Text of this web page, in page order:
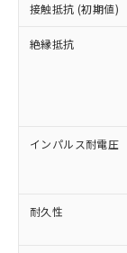
接触抵抗 (初期値)
絶縁抵抗
インパルス耐電圧
耐久性
ご
以下の
ご利用
※1 対
対
非含有
対応予
有に対
商品です。
対応予
非含有
定はあ
調査・
非含有
※1 中